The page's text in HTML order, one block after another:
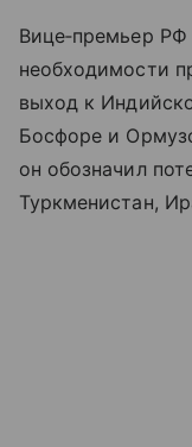
Вице‑премьер РФ
необходимости
выход к
Босфоре и
он обозначил
Туркменистан,